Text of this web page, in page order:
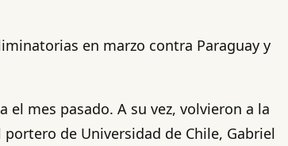
en marzo contra Paraguay y
mes pasado. A su vez, volvieron a la
de Universidad de Chile, Gabriel